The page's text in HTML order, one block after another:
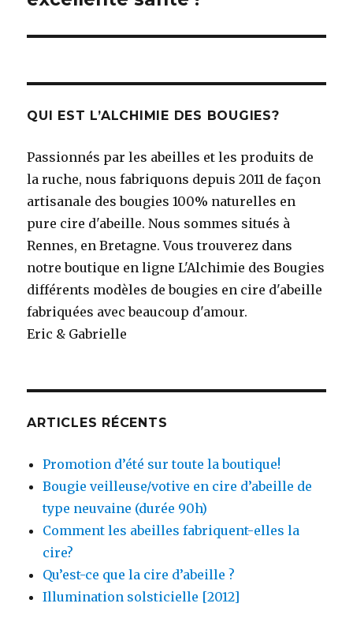
QUI EST L’ALCHIMIE DES BOUGIES?
Passionnés par les abeilles et les produits de
la ruche, nous fabriquons depuis 2011 de façon
artisanale des bougies 100% naturelles en
pure cire d'abeille. Nous sommes situés à
Rennes, en Bretagne. Vous trouverez dans
notre boutique en ligne L'Alchimie des Bougies
différents modèles de bougies en cire d'abeille
fabriquées avec beaucoup d'amour.
Eric & Gabrielle
ARTICLES RÉCENTS
Promotion d’été sur toute la boutique!
Bougie veilleuse/votive en cire d’abeille de
type neuvaine (durée 90h)
Comment les abeilles fabriquent-elles la
cire?
Qu’est-ce que la cire d’abeille ?
Illumination solsticielle [2012]